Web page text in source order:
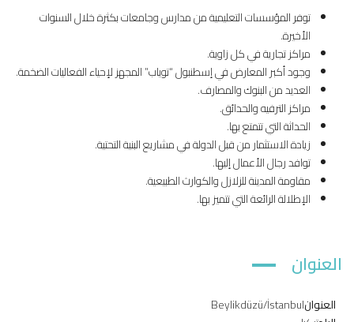
توفر المؤسسات التعليمية من مدارس وجامعات بكثرة خلال السنوات
الأخيرة.
مراكز تجارية في كل زاوية.
وجود أكبر المعارض في إسطنبول “توياب” المجهز لإحياء الفعاليات الضخمة.
العديد من البنوك والمصارف.
مراكز الترفيه والحدائق.
الحداثة التي تتمتع بها.
زيادة الاستثمار من قبل الدولة في مشاريع البنية التحتية.
توافد رجال الأعمال إليها.
مقاومة المدينة للزلازل والكوارث الطبيعية.
الإطلالة الرائعة التي تتميز بها.
العنوان
العنوانBeylikdüzü/İstanbul